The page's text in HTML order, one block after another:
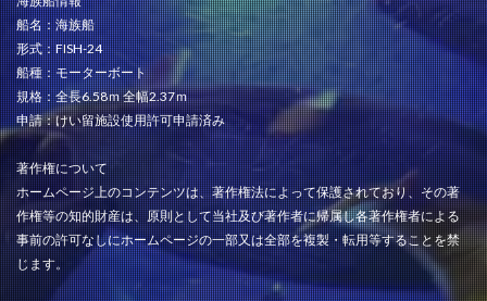
船名：海族船
形式：FISH-24
船種：モーターボート
規格：全長6.58ｍ 全幅2.37ｍ
申請：けい留施設使用許可申請済み
著作権について
ホームページ上のコンテンツは、著作権法によって保護されており、その著
作権等の知的財産は、原則として当社及び著作者に帰属し各著作権者による
事前の許可なしにホームページの一部又は全部を複製・転用等することを禁
じます。